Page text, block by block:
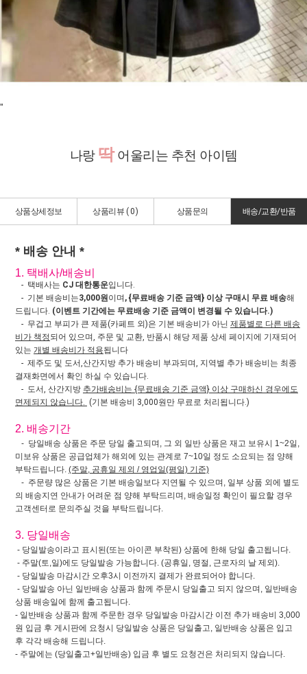
"
나랑 딱어울리는 추천 아이템
상품상세정보 상품리뷰 ( 0) 상품문의 배송/교환/반품
* 배송 안내 *
1. 택배사/배송비
- 택배사는 CJ 대한통운입니다.
- 기본 배송비는3,000원이며 , {무료배송 기준 금액} 이상 구매시 무료 배송해
드립니다. (이벤트 기간에는 무료배송 기준 금액이 변경될 수 있습니다.)
- 무겁고 부피가 큰 제품(카페트 외)은 기본 배송비가 아닌 제품별로 다른 배송
비가 책정되어 있으며, 주문 및 교환, 반품시 해당 제품 상세 페이지에 기재되어
있는 개별 배송비가 적용됩니다
- 제주도 및 도서,산간지방 추가 배송비 부과되며, 지역별 추가 배송비는 최종
결재화면에서 확인 하실 수 있습니다.
- 도서, 산간지방 추가배송비는 {무료배송 기준 금액} 이상 구매하신 경우에도
면제되지 않습니다. (기본 배송비 3,000원만 무료로 처리됩니다.)
2. 배송기간
- 당일배송 상품은 주문 당일 출고되며, 그 외 일반 상품은 재고 보유시 1~2일,
미보유 상품은 공급업체가 해외에 있는 관계로 7~10일 정도 소요되는 점 양해
부탁드립니다. (주말, 공휴일 제외 / 영업일(평일) 기준)
- 주문량 많은 상품은 기본 배송일보다 지연될 수 있으며, 일부 상품 외에 별도
의 배송지연 안내가 어려운 점 양해 부탁드리며, 배송일정 확인이 필요할 경우
고객센터로 문의주실 것을 부탁드립니다.
3. 당일배송
- 당일발송이라고 표시된(또는 아이콘 부착된) 상품에 한해 당일 출고됩니다.
- 주말(토,일)에도 당일발송 가능합니다. (공휴일, 명절, 근로자의 날 제외).
- 당일발송 마감시간 오후3시 이전까지 결제가 완료되어야 합니다.
- 당일발송 아닌 일반배송 상품과 함께 주문시 당일출고 되지 않으며, 일반배송
상품 배송일에 함께 출고됩니다.
- 일반배송 상품과 함께 주문한 경우 당일발송 마감시간 이전 추가 배송비 3,000
원 입금 후 게시판에 요청시 당일발송 상품은 당일출고, 일반배송 상품은 입고
후 각각 배송해 드립니다.
- 주말에는 (당일출고+일반배송) 입금 후 별도 요청건은 처리되지 않습니다.